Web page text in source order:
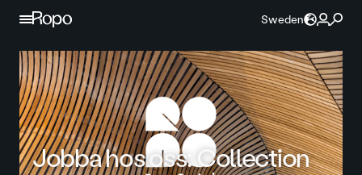
Hoppa till innehållet
Sweden
Jobba hos oss: Collection